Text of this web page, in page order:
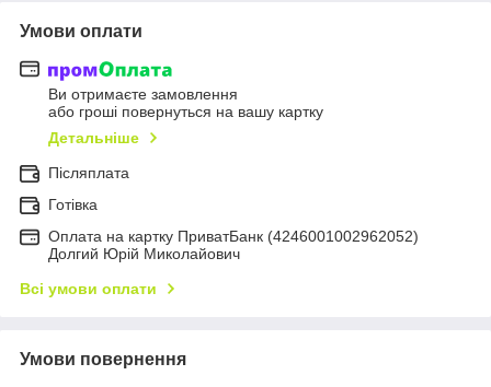
Умови оплати
Ви отримаєте замовлення
або гроші повернуться на вашу картку
Детальніше
Післяплата
Готівка
Оплата на картку ПриватБанк (4246001002962052)
Долгий Юрій Миколайович
Всі умови оплати
Умови повернення